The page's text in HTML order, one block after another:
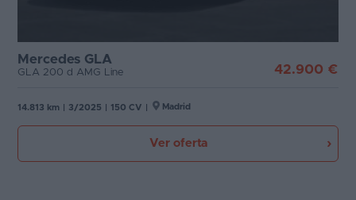
Mercedes GLA
GLA 200 d AMG Line 42.900 €
14.813 km 3/2025 150 CV Madrid
Ver oferta